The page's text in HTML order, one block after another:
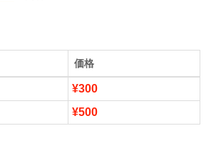
価格
¥300
¥500